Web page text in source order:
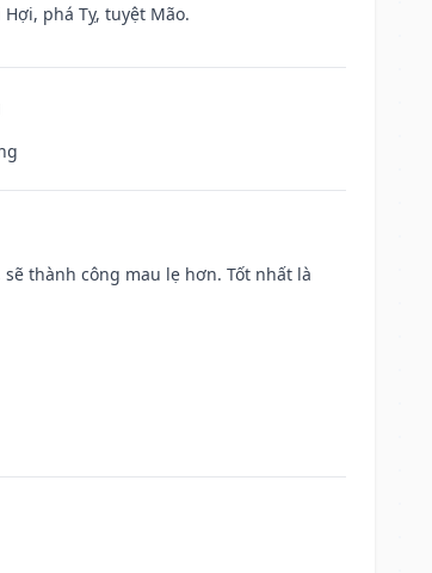
phá Tỵ, tuyệt Mão.
thành công mau lẹ hơn. Tốt nhất là